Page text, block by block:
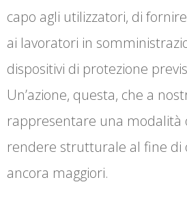
capo agli utilizzatori, di
ai lavoratori in
dispositivi di protezione
Un’azione, questa, che a
rappresentare una modalità
rendere strutturale al fine di
ancora maggiori.